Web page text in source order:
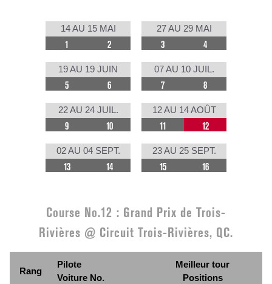
14 AU 15 MAI
1 2
27 AU 29 MAI
3 4
19 AU 19 JUIN
5 6
07 AU 10 JUIL.
7 8
22 AU 24 JUIL.
9 10
12 AU 14 AOÛT
11 12
02 AU 04 SEPT.
13 14
23 AU 25 SEPT.
15 16
Course No.12 : Grand Prix de Trois-
Rivières @ Circuit Trois-Rivières, QC.
Rang
Pilote
Voiture No.
Meilleur tour
Positions